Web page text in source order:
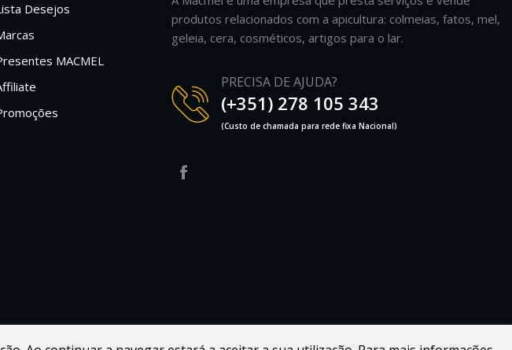
Desejos
MACMEL
produtos relacionados com a apicultura: colmeias, fatos, mel,
geleia, cera, cosméticos, artigos para o lar.
PRECISA DE AJUDA?
(+351) 278 105 343
(Custo de chamada para rede fixa Nacional)